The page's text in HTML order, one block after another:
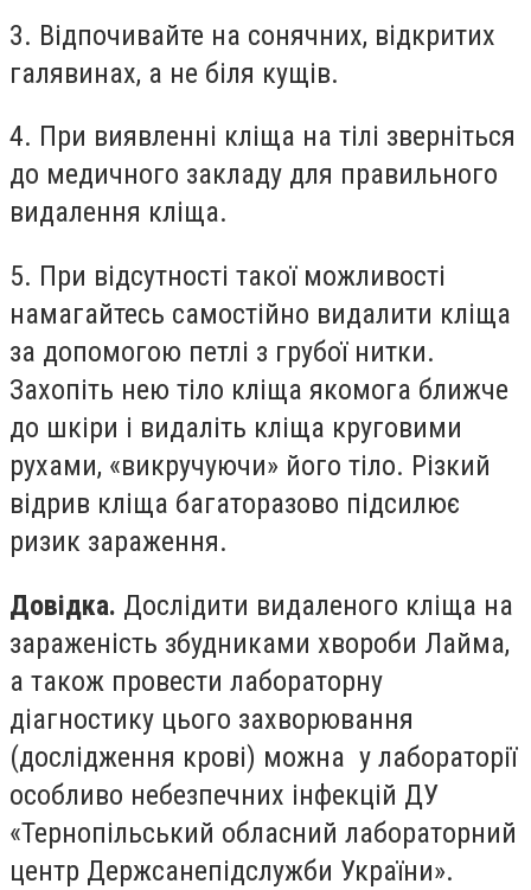
3. Відпочивайте на сонячних, відкритих
галявинах, а не біля кущів.
4. При виявленні кліща на тілі зверніться
до медичного закладу для правильного
видалення кліща.
5. При відсутності такої можливості
намагайтесь самостійно видалити кліща
за допомогою петлі з грубої нитки.
Захопіть нею тіло кліща якомога ближче
до шкіри і видаліть кліща круговими
рухами, «викручуючи» його тіло. Різкий
відрив кліща багаторазово підсилює
ризик зараження.
Довідка. Дослідити видаленого кліща на
зараженість збудниками хвороби Лайма,
а також провести лабораторну
діагностику цього захворювання
(дослідження крові) можна у лабораторії
особливо небезпечних інфекцій ДУ
«Тернопільський обласний лабораторний
центр Держсанепідслужби України».